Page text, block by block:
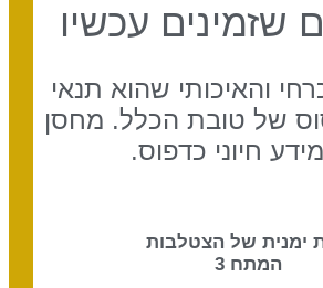
שזמינים עכשיו
והאיכותי שהוא תנאי
של טובת הכלל. מחסן
חיוני כדפוס.
ימנית של הצטלבות
המתח 3